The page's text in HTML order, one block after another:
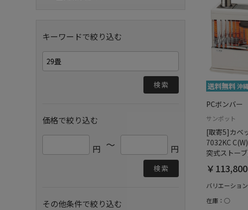
キーワードで絞り込む
検索
価格で絞り込む
円 ～ 円
検索
その他条件で絞り込む
PCボンバー
サンポット
[取寄5]カベ
7032KC
突式ストー
￥113,800
バリエーショ
在庫：○